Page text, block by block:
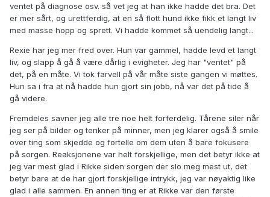
ventet på diagnose osv. så vet jeg at han ikke hadde det bra. Det
er mer sårt, og urettferdig, at en så flott hund ikke fikk et langt liv
med masse hopp og sprett. Vi hadde kommet så uendelig langt...
Rexie har jeg mer fred over. Hun var gammel, hadde levd et langt
liv, og slapp å gå å være dårlig i evigheter. Jeg har "ventet" på
det, på en måte. Vi tok farvell på vår måte siste gangen vi møttes.
Hun sa i fra at nå hadde hun gjort sin jobb, nå var det på tide å
gå videre.
Fremdeles savner jeg alle tre noe helt forferdelig. Tårene siler når
jeg ser på bilder og tenker på minner, men jeg klarer også å smile
over ting som skjedde og fortelle om dem uten å bare fokusere
på sorgen. Reaksjonene var helt forskjellige, men det betyr ikke at
jeg var mest glad i Rikke siden sorgen der slo meg mest ut, det
betyr bare at de har gjort forskjellige intrykk, jeg var nøyaktig like
glad i alle sammen. En annen ting er at Rikke var den første